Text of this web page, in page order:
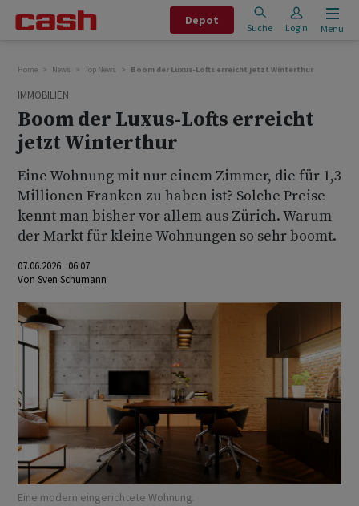
Depot
Suche Login Menu
Home News Top News Boom der Luxus-Lofts erreicht jetzt Winterthur
IMMOBILIEN
Boom der Luxus-Lofts erreicht
jetzt Winterthur
Eine Wohnung mit nur einem Zimmer, die für 1,3
Millionen Franken zu haben ist? Solche Preise
kennt man bisher vor allem aus Zürich. Warum
der Markt für kleine Wohnungen so sehr boomt.
07.06.2026 06:07
Von Sven Schumann
Eine modern eingerichtete Wohnung.